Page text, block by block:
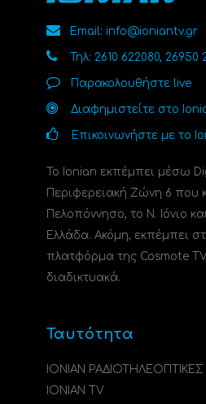
Email: info@ioniantv.gr
Τηλ: 2610 622080, 26950
Παρακολουθήστε live
Διαφημιστείτε στο
Επικοινωνήστε με το
Το Ionian εκπέμπει μέσω
Περιφερειακή Ζώνη 6 που
Πελοπόννησο, το N. Ιόνιο
Ελλάδα. Ακόμη, εκπέμπει
πλατφόρμα της Cosmote
διαδικτυακά.
Ταυτότητα
ΙΟΝΙΑΝ ΡΑΔΙΟΤΗΛΕΟΠΤΙΚΕΣ
IONIAN TV